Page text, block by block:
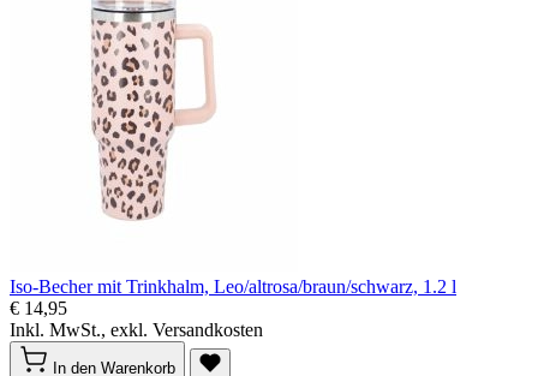
Iso-Becher mit Trinkhalm, Leo/altrosa/braun/schwarz, 1.2 l
€ 14,95
Inkl. MwSt., exkl. Versandkosten
In den Warenkorb